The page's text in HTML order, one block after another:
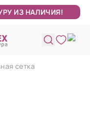
ИЗ НАЛИЧИЯ!
сетка